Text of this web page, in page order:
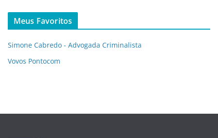
q
v
o
Meus Favoritos
Simone Cabredo - Advogada Criminalista
Vovos Pontocom